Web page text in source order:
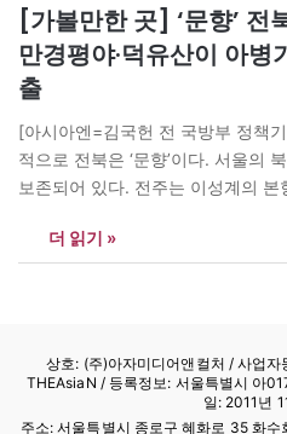
[가볼만한 곳] ‘문향’ 전
만경평야·덕유산이 아병
출
[아시아엔=김국헌 전 국방부 정책
적으로 전북은 ‘문향’이다. 서울의
보존되어 있다. 전주는 이성계의 본
여 풍패지향豊沛之鄕이라고도 하
다. 전라도 사람이 식당을 열면 광
더 읽기 »
상호: (주)아자미디어앤컬처 /사업
THEAsiaN / 등록정보: 서울특별시 아
일: 2011년
주소: 서울특별시 종로구 혜화로 35 화